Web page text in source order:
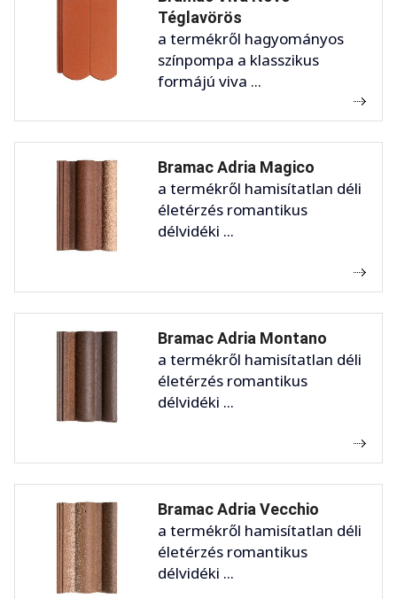
Téglavörös
a termékről hagyományos
színpompa a klasszikus
formájú viva ...
Bramac Adria Magico
a termékről hamisítatlan déli
életérzés romantikus
délvidéki ...
Bramac Adria Montano
a termékről hamisítatlan déli
életérzés romantikus
délvidéki ...
Bramac Adria Vecchio
a termékről hamisítatlan déli
életérzés romantikus
délvidéki ...